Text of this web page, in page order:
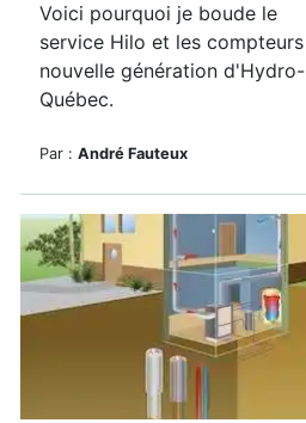
Voici pourquoi je boude le
service Hilo et les compteurs
nouvelle génération d'Hydro-
Québec.
Par : André Fauteux